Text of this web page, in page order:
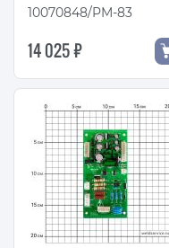
10070848/PM-83
14 025 ₽